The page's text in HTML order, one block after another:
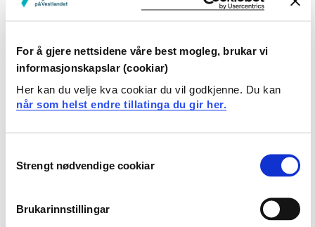
For å gjere nettsidene våre best mogleg, brukar vi
informasjonskapslar (cookiar)
Her kan du velje kva cookiar du vil godkjenne. Du kan
når som helst endre tillatinga du gir her.
Selection
Strengt nødvendige cookiar
Brukarinnstillingar
Klassekampen, Adresseavisen, NTB, samt årboka "Hvem
De fleste avisartikler blir først gjort tilgjengelige 7
dager etter opprinnelig publiseringsdato. For noen
kilder gjelder andre frister (Dag og Tid: 4 uker, Kapital:
65 dager).
(eller HVL pålogging) på første forsøk. Får du opp
Retriever sin påloggingsskjerm skal du gå tilbake å